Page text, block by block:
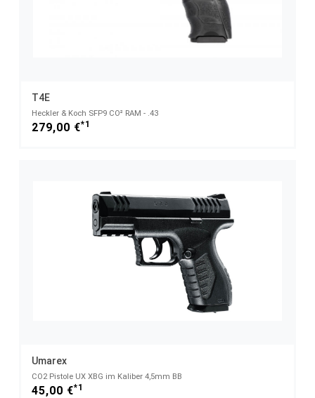
T4E
Heckler & Koch SFP9 CO² RAM - .43
279,00 €*1
Umarex
CO2 Pistole UX XBG im Kaliber 4,5mm BB
45,00 €*1